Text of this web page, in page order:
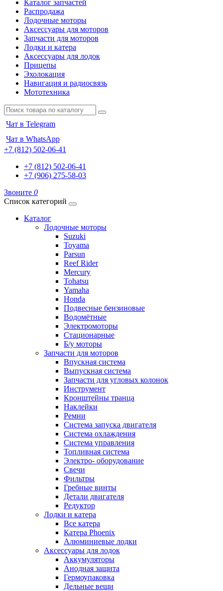
Каталог запчастей
Распродажа
Лодочные моторы
Аксессуары для моторов
Запчасти для моторов
Лодки и катера
Аксессуары для лодок
Прицепы
Эхолокация
Навигация и радиосвязь
Мототехника
Чат в Telegram
Чат в WhatsApp
+7 (812) 502-06-41
+7 (812) 502-06-41
+7 (906) 275-58-03
Звоните 0
Список категорий
Каталог
Лодочные моторы
Suzuki
Toyama
Parsun
Reef Rider
Mercury
Tohatsu
Yamaha
Honda
Подвесные бензиновые
Водомётные
Электромоторы
Стационарные
Б/у моторы
Запчасти для моторов
Впускная система
Выпускная система
Запчасти для угловых колонок
Инструмент
Кронштейны транца
Наклейки
Ремни
Система запуска двигателя
Система охлаждения
Система управления
Топливная система
Электро- оборудование
Свечи
Фильтры
Гребные винты
Детали двигателя
Редуктор
Лодки и катера
Все катера
Катера Phoenix
Алюминиевые лодки
Аксессуары для лодок
Аккумуляторы
Анодная защита
Гермоупаковка
Дельные вещи